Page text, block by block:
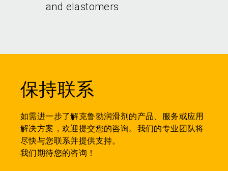
and elastomers
保持联系
如需进一步了解克鲁勃润滑剂的产品、服务或应用
解决方案，欢迎提交您的咨询。我们的专业团队将
尽快与您联系并提供支持。
我们期待您的咨询！